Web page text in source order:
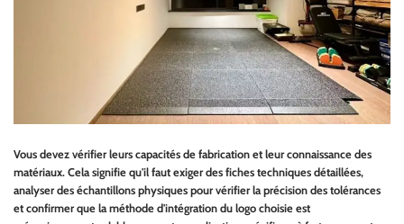
Vous devez vérifier leurs capacités de fabrication et leur connaissance des
matériaux. Cela signifie qu'il faut exiger des fiches techniques détaillées,
analyser des échantillons physiques pour vérifier la précision des tolérances
et confirmer que la méthode d'intégration du logo choisie est